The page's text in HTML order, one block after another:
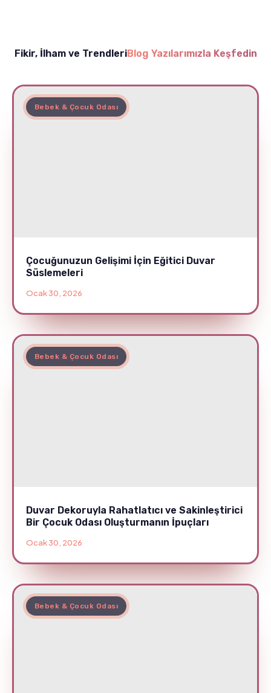
Fikir, İlham ve TrendleriBlog Yazılarımızla Keşfedin
Bebek & Çocuk Odası
Çocuğunuzun Gelişimi İçin Eğitici Duvar
Süslemeleri
Ocak 30, 2026
Bebek & Çocuk Odası
Duvar Dekoruyla Rahatlatıcı ve Sakinleştirici
Bir Çocuk Odası Oluşturmanın İpuçları
Ocak 30, 2026
Bebek & Çocuk Odası